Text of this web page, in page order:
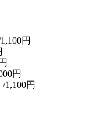
1,100円
円
円